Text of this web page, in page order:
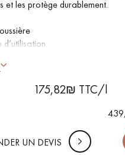
et les protège durablement.
d’utilisation
: 20 m²/L par couche
175,82₪ TTC/l
UN DEVIS
DE VOTRE PROJET
10% de marge de sécurité